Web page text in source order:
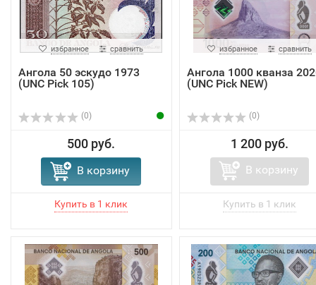
избранное сравнить
Ангола 50 эскудо 1973
(UNC Pick 105)
(0)
500 руб.
В корзину
избранное сравнить
Ангола 1000 кванза
(UNC Pick NEW)
(0)
1 200 руб.
В корзину